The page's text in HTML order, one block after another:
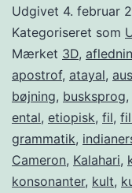
Udgivet 4. februar
Kategoriseret som
Mærket 3D,
apostrof, atayal,
bøjning, busksprog,
ental, etiopisk, fil,
grammatik,
Cameron, Kalahari,
konsonanter, kult,